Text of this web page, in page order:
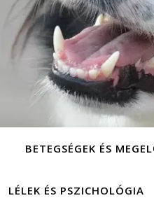
BETEGSÉGEK ÉS
LÉLEK ÉS PSZICHOLÓGIA